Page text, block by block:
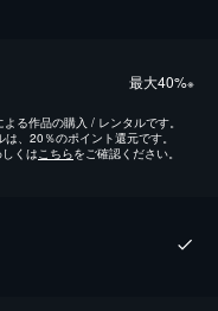
最⼤40%※
る作品の購入 / レンタルです。
、20％のポイント還元です。
くは こちらをご確認ください。